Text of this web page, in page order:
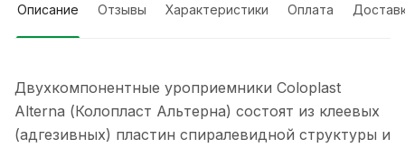
Описание Отзывы Характеристики Оплата
Двухкомпонентные уроприемники Coloplast
Alterna (Колопласт Альтерна) состоят из клеевых
(адгезивных) пластин спиралевидной структуры и